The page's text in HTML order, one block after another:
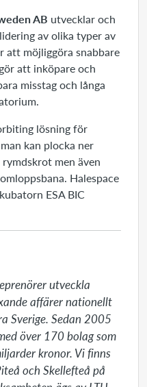
AB utvecklar och
av olika typer av
att möjliggöra snabbare
att inköpare och
misstag och långa
lösning för
kan plocka ner
men även
Halespace
ESA BIC
utveckla
affärer nationellt
Sverige. Sedan 2005
över 170 bolag som
kronor. Vi finns
och Skellefteå på